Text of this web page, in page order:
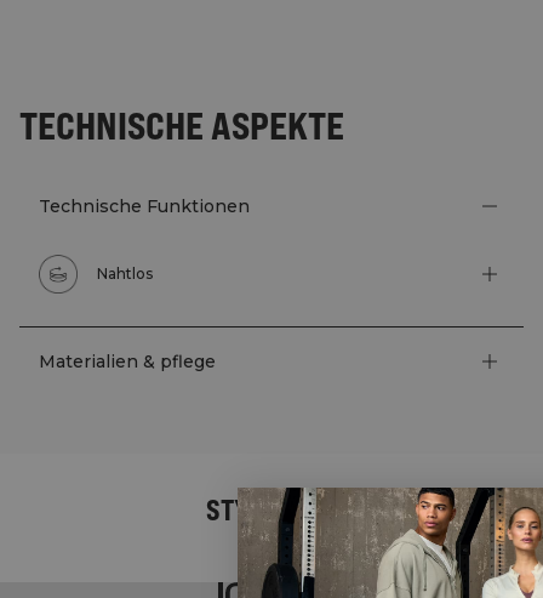
TECHNISCHE ASPEKTE
Technische Funktionen
Nahtlos
Materialien & pflege
STYLE WITH